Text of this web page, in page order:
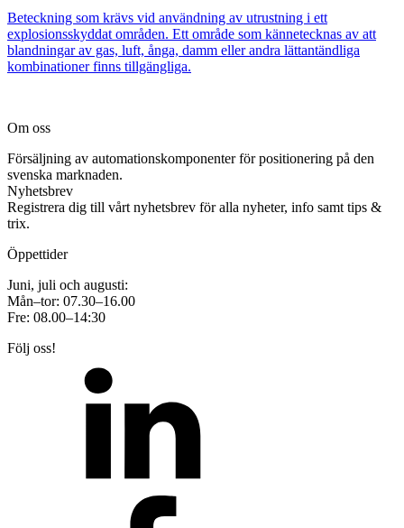
Beteckning som krävs vid användning av utrustning i ett
explosionsskyddat områden. Ett område som kännetecknas av att
blandningar av gas, luft, ånga, damm eller andra lättantändliga
kombinationer finns tillgängliga.
Om oss
Försäljning av automationskomponenter för positionering på den
svenska marknaden.
Nyhetsbrev
Registrera dig till vårt nyhetsbrev för alla nyheter, info samt tips &
trix.
Öppettider
Juni, juli och augusti:
Mån–tor: 07.30–16.00
Fre: 08.00–14:30
Följ oss!